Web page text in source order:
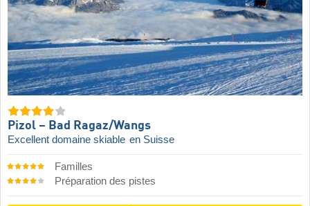
Pizol – Bad Ragaz/​Wangs
Excellent domaine skiable en Suisse
Familles
Préparation des pistes